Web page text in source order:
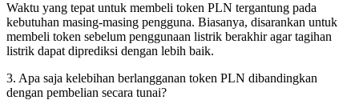
Waktu yang tepat untuk membeli token PLN tergantung pada
kebutuhan masing-masing pengguna. Biasanya, disarankan untuk
membeli token sebelum penggunaan listrik berakhir agar tagihan
listrik dapat diprediksi dengan lebih baik.
3. Apa saja kelebihan berlangganan token PLN dibandingkan
dengan pembelian secara tunai?